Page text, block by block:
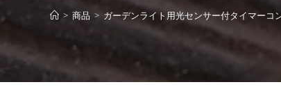
> 商品 > ガーデンライト用光センサー付タイマーコ